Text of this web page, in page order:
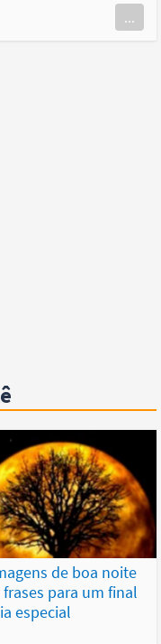
...
de boa noite
para um final
especial